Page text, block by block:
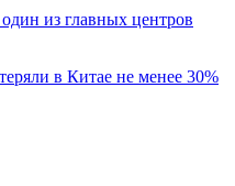
из главных центров
в Китае не менее 30%